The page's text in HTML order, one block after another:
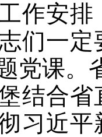
作安排
们一
党课。
合省直
习近